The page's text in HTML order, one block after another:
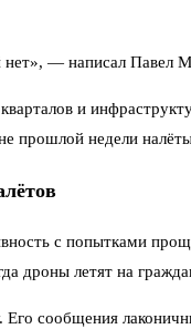
— написал Павел
и
прошлой недели
с попытками
дроны летят на
Его сообщения